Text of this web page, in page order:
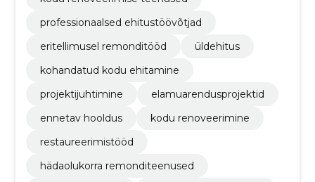
professionaalsed ehitustöövõtjad
eritellimusel remonditööd
üldehitus
kohandatud kodu ehitamine
projektijuhtimine
elamuarendusprojektid
ennetav hooldus
kodu renoveerimine
restaureerimistööd
hädaolukorra remonditeenused